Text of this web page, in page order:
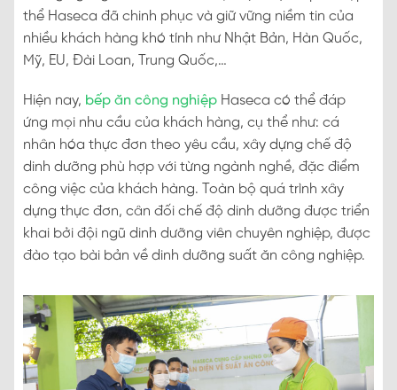
thể Haseca đã chinh phục và giữ vững niềm tin của
nhiều khách hàng khó tính như Nhật Bản, Hàn Quốc,
Mỹ, EU, Đài Loan, Trung Quốc,…
Hiện nay, bếp ăn công nghiệp Haseca có thể đáp
ứng mọi nhu cầu của khách hàng, cụ thể như: cá
nhân hóa thực đơn theo yêu cầu, xây dựng chế độ
dinh dưỡng phù hợp với từng ngành nghề, đặc điểm
công việc của khách hàng. Toàn bộ quá trình xây
dựng thực đơn, cân đối chế độ dinh dưỡng được triển
khai bởi đội ngũ dinh dưỡng viên chuyên nghiệp, được
đào tạo bài bản về dinh dưỡng suất ăn công nghiệp.